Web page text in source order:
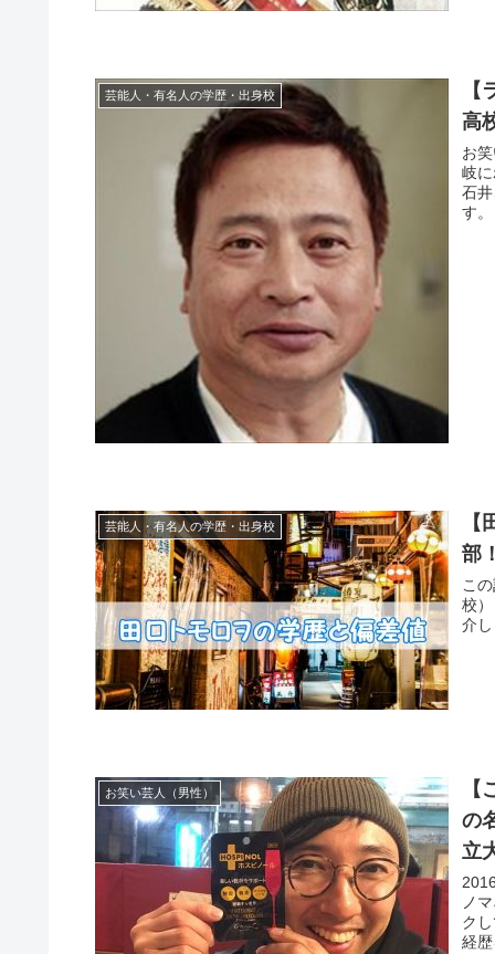
芸能人・有名人の学歴・出身校
高
お
岐
石
す。
芸能人・有名人の学歴・出身校
部
こ
校
介
お笑い芸人（男性）
の
立
ノ
ク
経